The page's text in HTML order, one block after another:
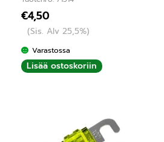
€4,50
(Sis. Alv 25,5%)
Varastossa
Lisää ostoskoriin